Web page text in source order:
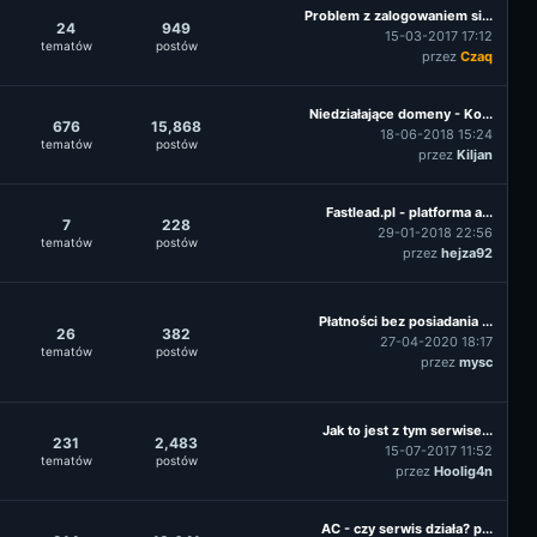
24
tematów
949
postów
Problem z zalogowaniem si...
15-03-2017 17:12
przez Czaq
676
tematów
15,868
postów
Niedziałające domeny - Ko...
18-06-2018 15:24
przez Kiljan
7
tematów
228
postów
Fastlead.pl - platforma a...
29-01-2018 22:56
przez hejza92
26
tematów
382
postów
Płatności bez posiadania ...
27-04-2020 18:17
przez mysc
231
tematów
2,483
postów
Jak to jest z tym serwise...
15-07-2017 11:52
przez Hoolig4n
AC - czy serwis działa? p...